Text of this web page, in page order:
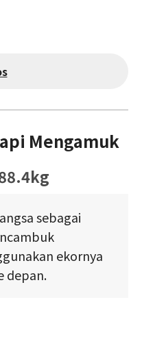
Mengamuk
sebagai
ekornya
depan.